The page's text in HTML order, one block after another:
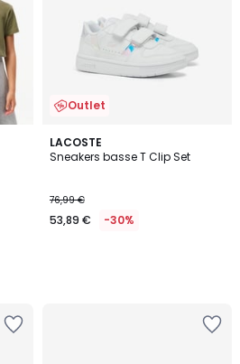
Outlet
LACOSTE
Sneakers basse T Clip Set
76,99 €
53,89 € -30%